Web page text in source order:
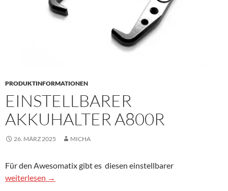
PRODUKTINFORMATIONEN
EINSTELLBARER
AKKUHALTER A800R
26. MÄRZ 2025 MICHA
Für den Awesomatix gibt es diesen einstellbarer
Einstellbarer Akkuhalter A800R
weiterlesen →